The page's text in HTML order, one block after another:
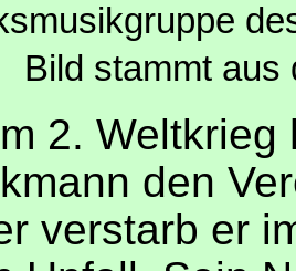
Bild stammt
2.
den
verstarb er